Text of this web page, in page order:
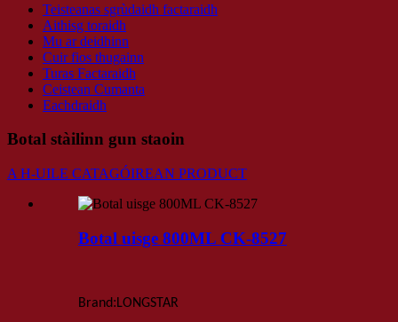
Teisteanas sgrùdaidh factaraidh
Aithisg toraidh
Mu ar deidhinn
Cuir fios thugainn
Turas Factaraidh
Ceistean Cumanta
Eachdraidh
Botal stàilinn gun staoin
A H-UILE CATAGÓIREAN PRODUCT
Botal uisge 800ML CK-8527
Brand:LONGSTAR